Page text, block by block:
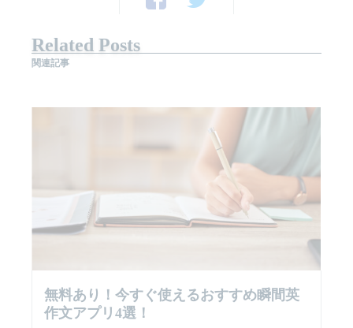
Related Posts
関連記事
無料あり！今すぐ使えるおすすめ瞬間英
作文アプリ4選！